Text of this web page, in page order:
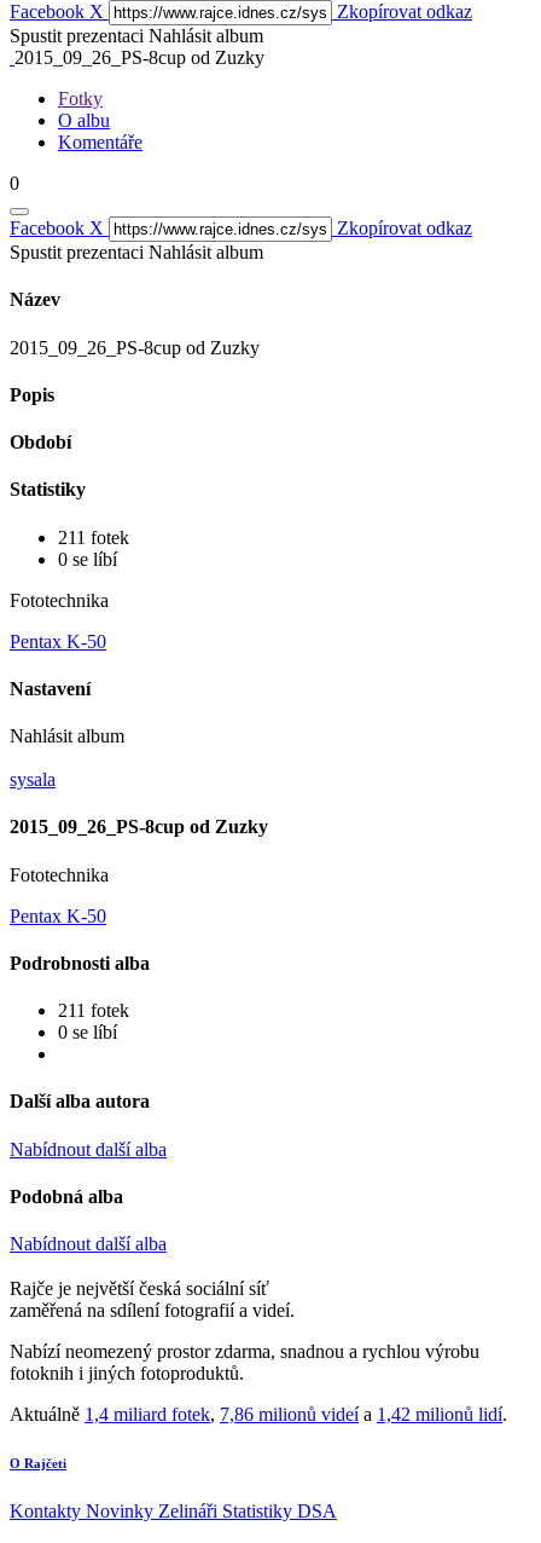
Facebook X
Zkopírovat odkaz
Spustit prezentaci Nahlásit album
2015_09_26_PS-8cup od Zuzky
Fotky
O albu
Komentáře
0
Facebook X
Zkopírovat odkaz
Spustit prezentaci Nahlásit album
Název
2015_09_26_PS-8cup od Zuzky
Popis
Období
Statistiky
211 fotek
0 se líbí
Fototechnika
Pentax K-50
Nastavení
Nahlásit album
sysala
2015_09_26_PS-8cup od Zuzky
Fototechnika
Pentax K-50
Podrobnosti alba
211 fotek
0 se líbí
Další alba autora
Nabídnout další alba
Podobná alba
Nabídnout další alba
Rajče je největší česká sociální síť
zaměřená na sdílení fotografií a videí.
Nabízí neomezený prostor zdarma, snadnou a rychlou výrobu
fotoknih i jiných fotoproduktů.
Aktuálně 1,4 miliard fotek, 7,86 milionů videía 1,42 milionů lidí.
O Rajčeti
Kontakty Novinky Zelináři Statistiky DSA